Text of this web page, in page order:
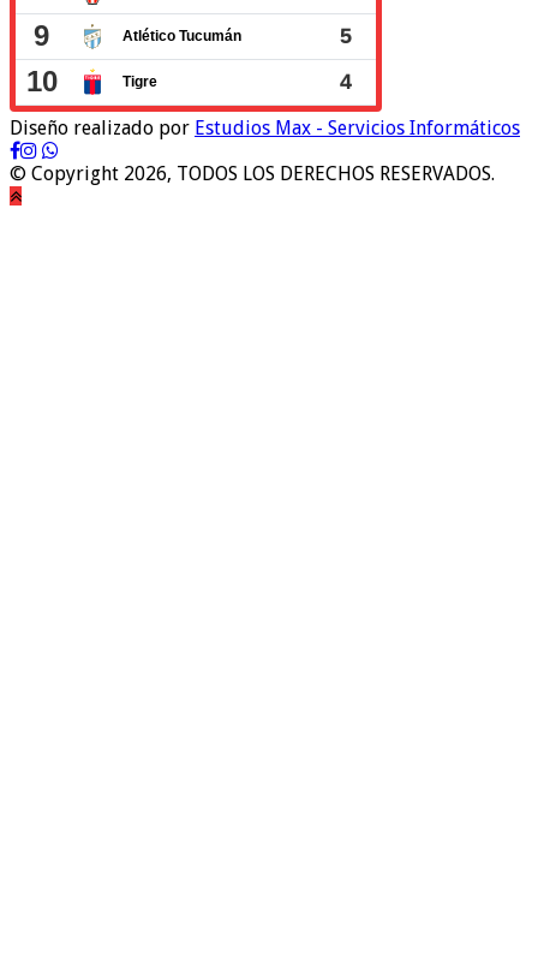
Diseño realizado por Estudios Max - Servicios Informáticos
© Copyright 2026, TODOS LOS DERECHOS RESERVADOS.